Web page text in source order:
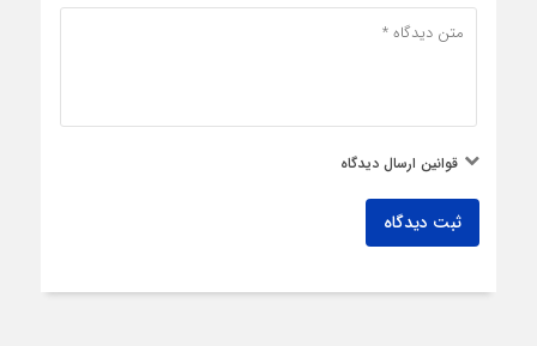
قوانین ارسال دیدگاه
ثبت دیدگاه